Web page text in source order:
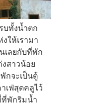
บทั้งน้ำตก
ให้เรามา
เลยกับที่พัก
สาวน้อย
กจะเป็นตู้
เฟ่สุดคลูไว้
ที่พักริมน้ำ